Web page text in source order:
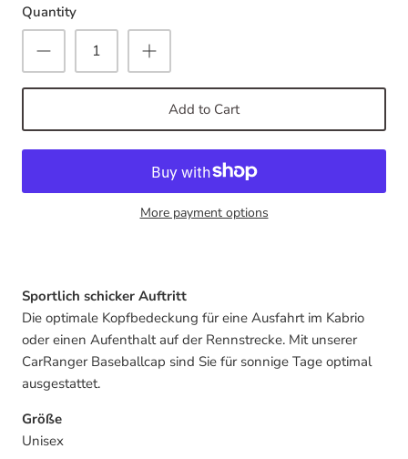
Quantity
Add to Cart
More payment options
Sportlich schicker Auftritt
Die optimale Kopfbedeckung für eine Ausfahrt im Kabrio
oder einen Aufenthalt auf der Rennstrecke. Mit unserer
CarRanger Baseballcap sind Sie für sonnige Tage optimal
ausgestattet.
Größe
Unisex